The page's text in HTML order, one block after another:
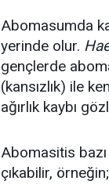
Abomasumda
yerinde olur.
gençlerde
(kansızlık) ile
ağırlık kaybı
Abomasitis
çıkabilir,